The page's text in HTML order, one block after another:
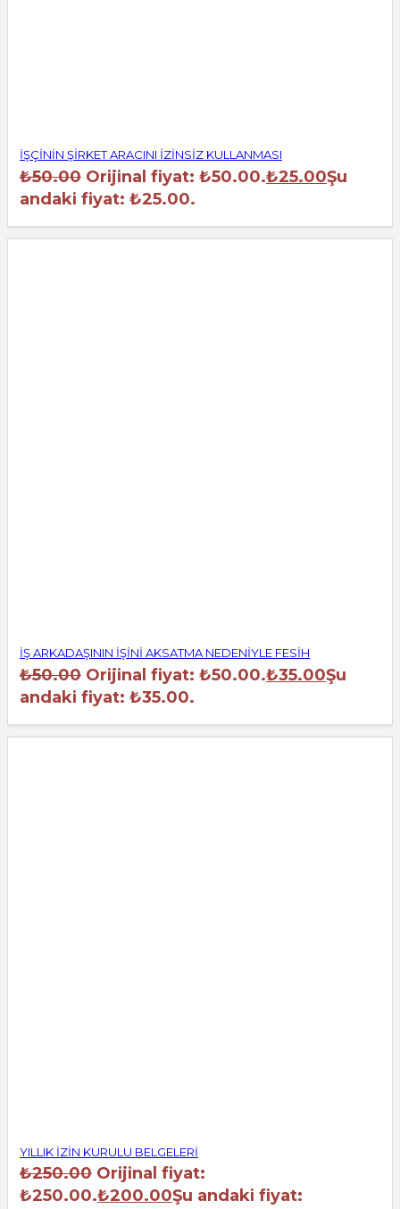
İŞÇİNİN ŞİRKET ARACINI İZİNSİZ KULLANMASI
₺50.00 Orijinal fiyat: ₺50.00.₺25.00Şu
andaki fiyat: ₺25.00.
İŞ ARKADAŞININ İŞİNİ AKSATMA NEDENİYLE FESİH
₺50.00 Orijinal fiyat: ₺50.00.₺35.00Şu
andaki fiyat: ₺35.00.
YILLIK İZİN KURULU BELGELERİ
₺250.00 Orijinal fiyat:
₺250.00.₺200.00Şu andaki fiyat: